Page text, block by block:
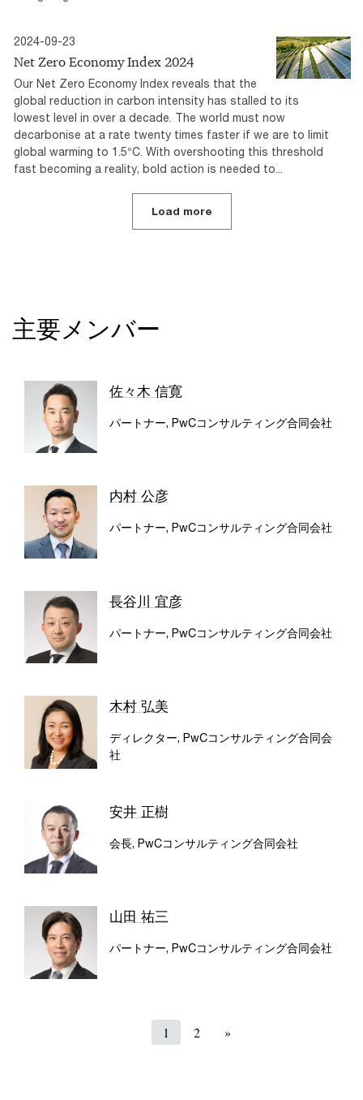
2024-09-23
Net Zero Economy Index 2024
Our Net Zero Economy Index reveals that the
global reduction in carbon intensity has stalled to its
lowest level in over a decade. The world must now
decarbonise at a rate twenty times faster if we are to limit
global warming to 1.5°C. With overshooting this threshold
fast becoming a reality, bold action is needed to...
Load more
主要メンバー
佐々木 信寛
パートナー, PwCコンサルティング合同会社
内村 公彦
パートナー, PwCコンサルティング合同会社
長谷川 宜彦
パートナー, PwCコンサルティング合同会社
木村 弘美
ディレクター, PwCコンサルティング合同会
社
安井 正樹
会長, PwCコンサルティング合同会社
山田 祐三
パートナー, PwCコンサルティング合同会社
1 2 »